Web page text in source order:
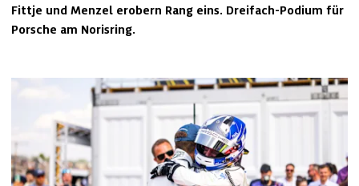
Fittje und Menzel erobern Rang eins. Dreifach-Podium für
Porsche am Norisring.